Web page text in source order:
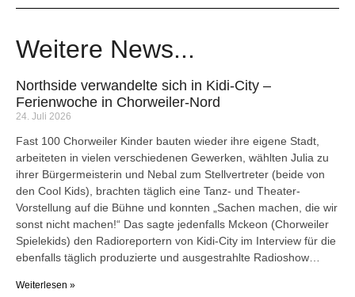
Weitere News...
Northside verwandelte sich in Kidi-City –
Ferienwoche in Chorweiler-Nord
24. Juli 2026
Fast 100 Chorweiler Kinder bauten wieder ihre eigene Stadt,
arbeiteten in vielen verschiedenen Gewerken, wählten Julia zu
ihrer Bürgermeisterin und Nebal zum Stellvertreter (beide von
den Cool Kids), brachten täglich eine Tanz- und Theater-
Vorstellung auf die Bühne und konnten „Sachen machen, die wir
sonst nicht machen!“ Das sagte jedenfalls Mckeon (Chorweiler
Spielekids) den Radioreportern von Kidi-City im Interview für die
ebenfalls täglich produzierte und ausgestrahlte Radioshow…
Weiterlesen »